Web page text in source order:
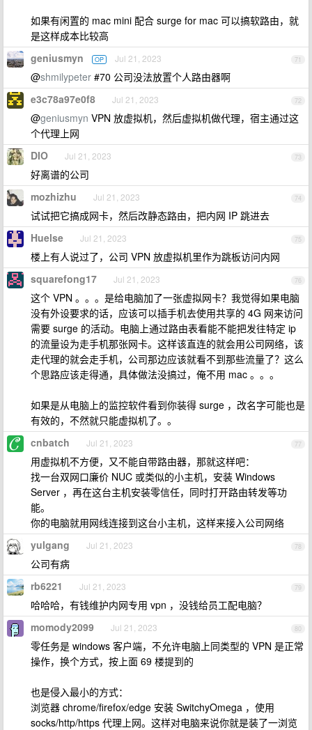
如果有闲置的 mac mini 配合 surge for mac 可以搞软路由，就
是这样成本比较高
71
geniusmyn OP Jul 21, 2023
@shmilypeter #70 公司没法放置个人路由器啊
72
e3c78a97e0f8 Jul 21, 2023
@geniusmyn VPN 放虚拟机，然后虚拟机做代理，宿主通过这
个代理上网
73
DIO Jul 21, 2023
好离谱的公司
74
mozhizhu Jul 21, 2023
试试把它搞成网卡，然后改静态路由，把内网 IP 跳进去
75
Huelse Jul 21, 2023
楼上有人说过了，公司 VPN 放虚拟机里作为跳板访问内网
76
squarefong17 Jul 21, 2023
这个 VPN 。。。是给电脑加了一张虚拟网卡？我觉得如果电脑
没有外设要求的话，应该可以插手机去使用共享的 4G 网来访问
需要 surge 的活动。电脑上通过路由表看能不能把发往特定 ip
的流量设为走手机那张网卡。这样该直连的就会用公司网络，该
走代理的就会走手机，公司那边应该就看不到那些流量了？这么
个思路应该走得通，具体做法没搞过，俺不用 mac 。。。
如果是从电脑上的监控软件看到你装得 surge ，改名字可能也是
有效的，不然就只能虚拟机了。。
77
cnbatch Jul 21, 2023
用虚拟机不方便，又不能自带路由器，那就这样吧：
找一台双网口廉价 NUC 或类似的小主机，安装 Windows
Server ，再在这台主机安装零信任，同时打开路由转发等功
能。
你的电脑就用网线连接到这台小主机，这样来接入公司网络
78
yulgang Jul 21, 2023
公司有病
79
rb6221 Jul 21, 2023
哈哈哈，有钱维护内网专用 vpn ，没钱给员工配电脑？
80
momody2099 Jul 21, 2023
零任务是 windows 客户端，不允许电脑上同类型的 VPN 是正常
操作，换个方式，按上面 69 楼提到的
也是侵入最小的方式：
浏览器 chrome/firefox/edge 安装 SwitchyOmega ，使用
socks/http/https 代理上网。这样对电脑来说你就是装了一浏览